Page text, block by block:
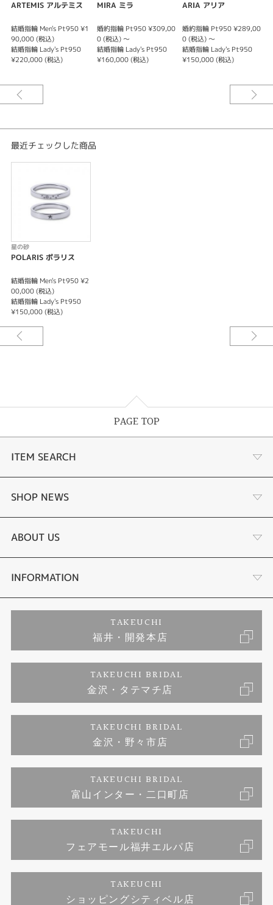
メンズ
紹介文
POLARIS ポラリス(北極星)
幸せの道標
ARTEMIS アルテミス
結婚指輪 Men's Pt950 ¥1
90,000 (税込)
結婚指輪 Lady's Pt950
¥220,000 (税込)
MIRA ミラ
婚約指輪 Pt950 ¥309,00
0 (税込) ～
結婚指輪 Lady's Pt950
¥160,000 (税込)
ARIA アリア
婚約指輪 Pt950 ¥289,00
0 (税込) ～
結婚指輪 Lady's Pt950
¥150,000 (税込)
最近チェックした商品
星の砂
POLARIS ポラリス
結婚指輪 Men's Pt950 ¥2
00,000 (税込)
結婚指輪 Lady's Pt950
¥150,000 (税込)
PAGE TOP
ITEM SEARCH
婚約指輪
結婚指輪
セットリング
エタニティリング
婚約ネックレス
SHOP NEWS
サプライズプロポーズ相談室
ダイヤモンドカッターブランド
アフターメンテナンス
富山指輪工房｜手作りペアリング
富山指輪工房｜手作り結婚指輪 and 婚約指輪
富山指輪工房｜手作り婚約指輪プロポーズプラン
ABOUT US
店舗情報
お問い合わせ
INFORMATION
プライバシーポリシー
TAKEUCHI
福井・開発本店
TAKEUCHI BRIDAL
金沢・タテマチ店
TAKEUCHI BRIDAL
金沢・野々市店
TAKEUCHI BRIDAL
富山インター・二口町店
TAKEUCHI
フェアモール福井エルパ店
TAKEUCHI
ショッピングシティベル店